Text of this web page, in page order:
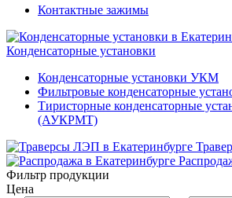
Контактные зажимы
Конденсаторные установки
Конденсаторные установки УКМ
Фильтровые конденсаторные
Тиристорные конденсаторные
(АУКРМТ)
Фильтр продукции
Цена